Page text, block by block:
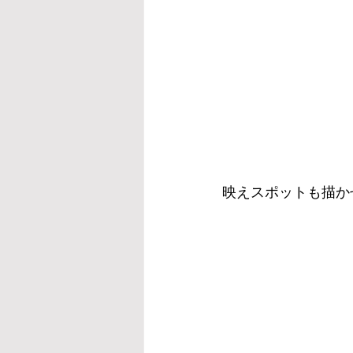
映えスポットも描か